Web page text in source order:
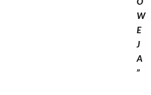
O
W
E
J
A
”